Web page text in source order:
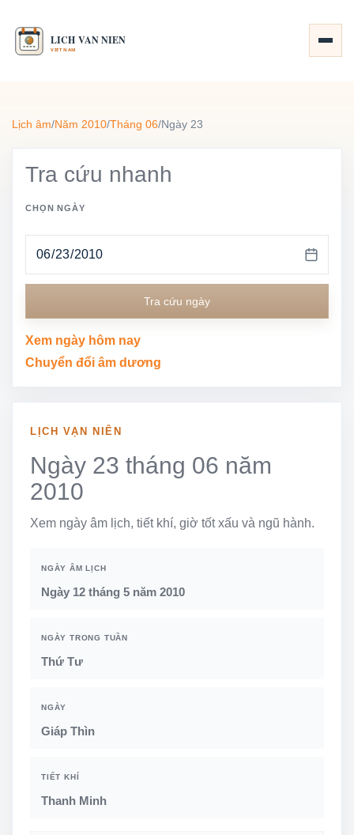
Lịch âm/Năm 2010/Tháng 06/Ngày 23
Tra cứu nhanh
CHỌN NGÀY
Tra cứu ngày
Xem ngày hôm nay
Chuyển đổi âm dương
LỊCH VẠN NIÊN
Ngày 23 tháng 06 năm
2010
Xem ngày âm lịch, tiết khí, giờ tốt xấu và ngũ hành.
NGÀY ÂM LỊCH
Ngày 12 tháng 5 năm 2010
NGÀY TRONG TUẦN
Thứ Tư
NGÀY
Giáp Thìn
TIẾT KHÍ
Thanh Minh